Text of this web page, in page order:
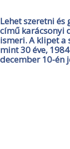
Lehet szeretni
című karácsonyi
ismeri. A klipet a
mint 30 éve,
december 10-én